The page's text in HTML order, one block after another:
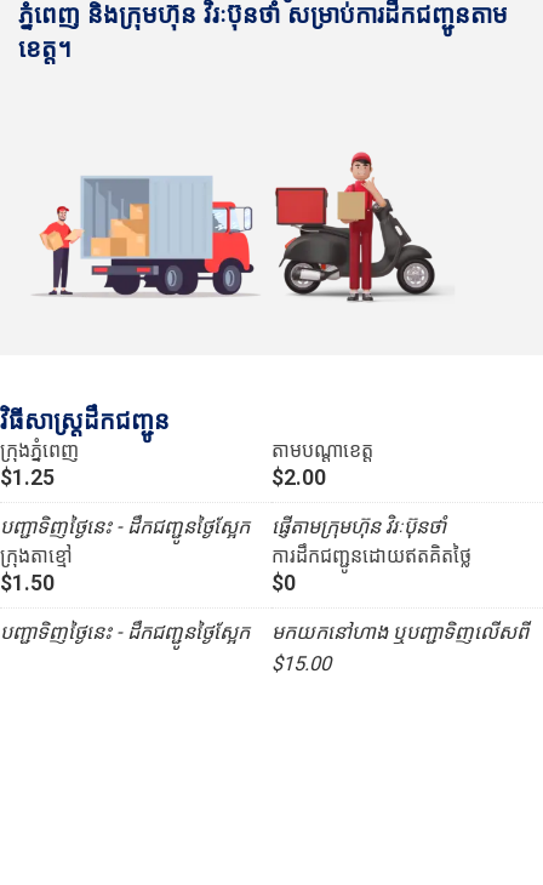
ភ្នំពេញ និងក្រុមហ៊ុន វិរៈប៊ុនថាំ សម្រាប់ការដឹកជញ្ជូនតាម
ខេត្ត។
វិធីសាស្រ្តដឹកជញ្ជូន
ក្រុងភ្នំពេញ
$1.25
បញ្ជាទិញថ្ងៃនេះ - ដឹកជញ្ជូនថ្ងៃស្អែក
ក្រុងតាខ្មៅ
$1.50
បញ្ជាទិញថ្ងៃនេះ - ដឹកជញ្ជូនថ្ងៃស្អែក
តាមបណ្ដាខេត្ត
$2.00
ផ្ញើតាមក្រុមហ៊ុន វិរៈប៊ុនថាំ
ការដឹកជញ្ជូនដោយឥតគិតថ្លៃ
$0
មកយកនៅហាង ឬបញ្ជាទិញលើសពី
$15.00